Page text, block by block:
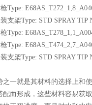
Type:
支架Type: STD SPRAY TIP
Type:
Type:
支架Type: STD SPRAY TIP
之一就是其材料的选择上和
配而形成，这些材料容易获